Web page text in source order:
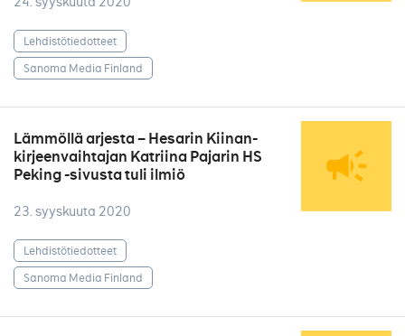
Lehdistötiedotteet
Sanoma Media Finland
Lämmöllä arjesta – Hesarin Kiinan-
kirjeenvaihtajan Katriina Pajarin HS
Peking -sivusta tuli ilmiö
23. syyskuuta 2020
Lehdistötiedotteet
Sanoma Media Finland